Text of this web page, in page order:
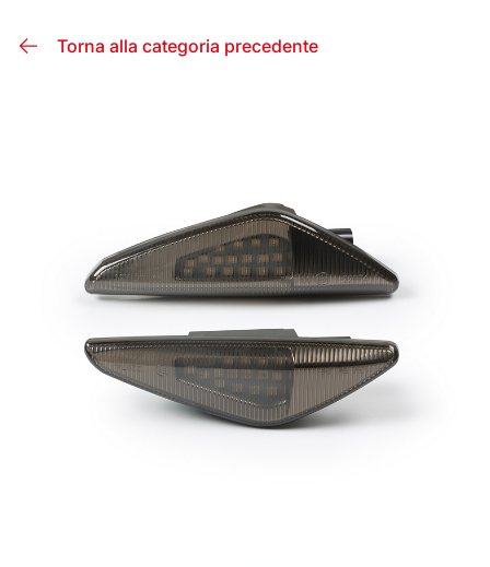
Torna alla categoria precedente